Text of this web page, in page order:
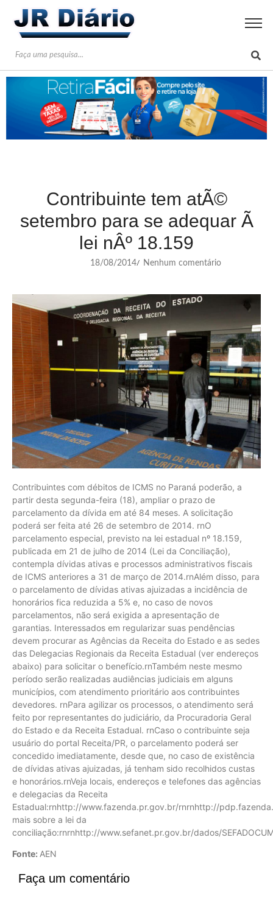
Contribuinte tem atÃ©
setembro para se adequar Ã
lei nÂº 18.159
18/08/2014/ Nenhum comentário
Contribuintes com débitos de ICMS no Paraná poderão, a
partir desta segunda-feira (18), ampliar o prazo de
parcelamento da dívida em até 84 meses. A solicitação
poderá ser feita até 26 de setembro de 2014. rnO
parcelamento especial, previsto na lei estadual nº 18.159,
publicada em 21 de julho de 2014 (Lei da Conciliação),
contempla dívidas ativas e processos administrativos fiscais
de ICMS anteriores a 31 de março de 2014.rnAlém disso, para
o parcelamento de dívidas ativas ajuizadas a incidência de
honorários fica reduzida a 5% e, no caso de novos
parcelamentos, não será exigida a apresentação de
garantias. Interessados em regularizar suas pendências
devem procurar as Agências da Receita do Estado e as sedes
das Delegacias Regionais da Receita Estadual (ver endereços
abaixo) para solicitar o benefício.rnTambém neste mesmo
período serão realizadas audiências judiciais em alguns
municípios, com atendimento prioritário aos contribuintes
devedores. rnPara agilizar os processos, o atendimento será
feito por representantes do judiciário, da Procuradoria Geral
do Estado e da Receita Estadual. rnCaso o contribuinte seja
usuário do portal Receita/PR, o parcelamento poderá ser
concedido imediatamente, desde que, no caso de existência
de dívidas ativas ajuizadas, já tenham sido recolhidos custas
e honorários.rnVeja locais, endereços e telefones das agências
e delegacias da Receita
Estadual:rnhttp://www.fazenda.pr.gov.br/rnrnhttp://
mais sobre a lei da
conciliação:rnrnhttp://www.sefanet.pr.gov.br/dados/
Fonte: AEN
Faça um comentário